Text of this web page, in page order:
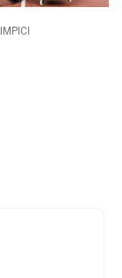
CALCIO